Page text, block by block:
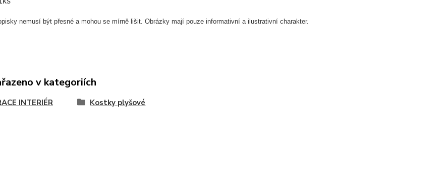
nemusí být přesné a mohou se mírně lišit. Obrázky mají pouze informativní a ilustrativní charakter.
v kategoriích
INTERIÉR Kostky plyšové